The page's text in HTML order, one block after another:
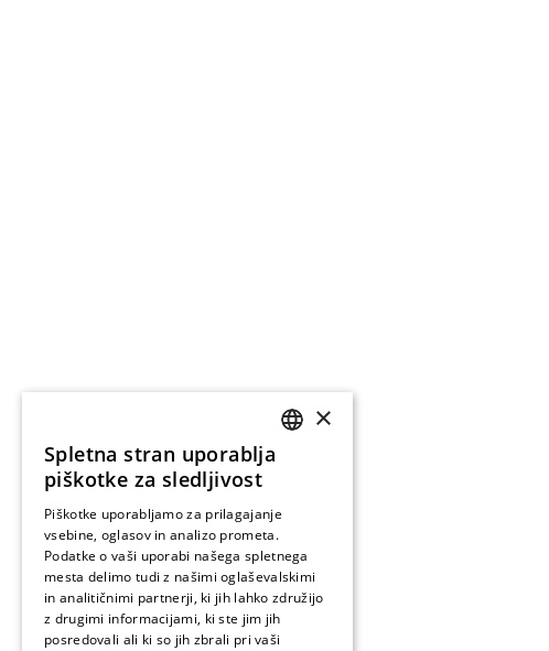
ENGLISH
×
Spletna stran uporablja
piškotke za sledljivost
Piškotke uporabljamo za prilagajanje
vsebine, oglasov in analizo prometa.
Podatke o vaši uporabi našega spletnega
mesta delimo tudi z našimi oglaševalskimi
in analitičnimi partnerji, ki jih lahko združijo
z drugimi informacijami, ki ste jim jih
posredovali ali ki so jih zbrali pri vaši